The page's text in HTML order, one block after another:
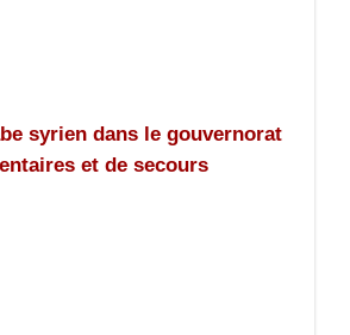
syrien dans le gouvernorat
et de secours